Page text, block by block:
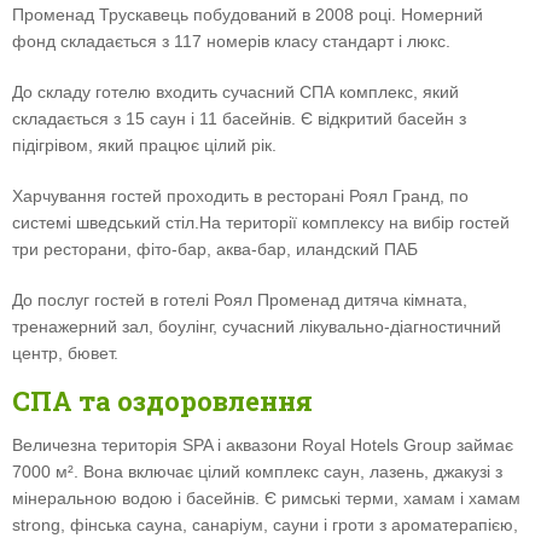
Променад Трускавець побудований в 2008 році. Номерний
фонд складається з 117 номерів класу стандарт і люкс.
До складу готелю входить сучасний СПА комплекс, який
складається з 15 саун і 11 басейнів. Є відкритий басейн з
підігрівом, який працює цілий рік.
Харчування гостей проходить в ресторані Роял Гранд, по
системі шведський стіл.На території комплексу на вибір гостей
три ресторани, фіто-бар, аква-бар, иландский ПАБ
До послуг гостей в готелі Роял Променад дитяча кімната,
тренажерний зал, боулінг, сучасний лікувально-діагностичний
центр, бювет.
СПА та оздоровлення
Величезна територія SPA і аквазони Royal Hotels Group займає
7000 м². Вона включає цілий комплекс саун, лазень, джакузі з
мінеральною водою і басейнів. Є римські терми, хамам і хамам
strong, фінська сауна, санаріум, сауни і гроти з ароматерапією,